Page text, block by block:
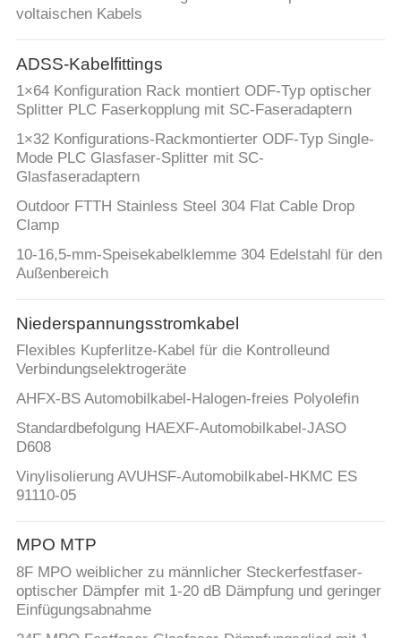
voltaischen Kabels
ADSS-Kabelfittings
1×64 Konfiguration Rack montiert ODF-Typ optischer
Splitter PLC Faserkopplung mit SC-Faseradaptern
1×32 Konfigurations-Rackmontierter ODF-Typ Single-
Mode PLC Glasfaser-Splitter mit SC-
Glasfaseradaptern
Outdoor FTTH Stainless Steel 304 Flat Cable Drop
Clamp
10-16,5-mm-Speisekabelklemme 304 Edelstahl für den
Außenbereich
Niederspannungsstromkabel
Flexibles Kupferlitze-Kabel für die Kontrolleund
Verbindungselektrogeräte
AHFX-BS Automobilkabel-Halogen-freies Polyolefin
Standardbefolgung HAEXF-Automobilkabel-JASO
D608
Vinylisolierung AVUHSF-Automobilkabel-HKMC ES
91110-05
MPO MTP
8F MPO weiblicher zu männlicher Steckerfestfaser-
optischer Dämpfer mit 1-20 dB Dämpfung und geringer
Einfügungsabnahme